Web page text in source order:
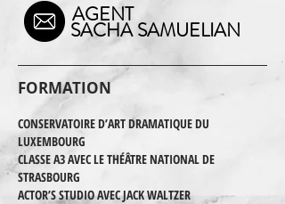
AGENT
SACHA SAMUELIAN
FORMATION
CONSERVATOIRE D’ART DRAMATIQUE DU
LUXEMBOURG
CLASSE A3 AVEC LE THÉÂTRE NATIONAL DE
STRASBOURG
ACTOR’S STUDIO AVEC JACK WALTZER